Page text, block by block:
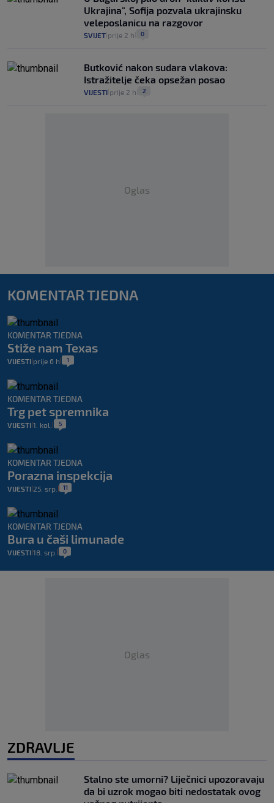
Ukrajina", Sofija pozvala ukrajinsku
veleposlanicu na razgovor
SVIJET prije 2 h 0
Butković nakon sudara vlakova:
Istražitelje čeka opsežan posao
VIJESTI prije 2 h 2
Oglas
KOMENTAR TJEDNA
KOMENTAR TJEDNA
Stiže nam Texas
VIJESTI prije 6 h 1
KOMENTAR TJEDNA
Trg pet spremnika
VIJESTI 1. kol. 5
KOMENTAR TJEDNA
Porazna inspekcija
VIJESTI 25. srp. 11
KOMENTAR TJEDNA
Bura u čaši limunade
VIJESTI 18. srp. 0
Oglas
ZDRAVLJE
Stalno ste umorni? Liječnici upozoravaju
da bi uzrok mogao biti nedostatak ovog